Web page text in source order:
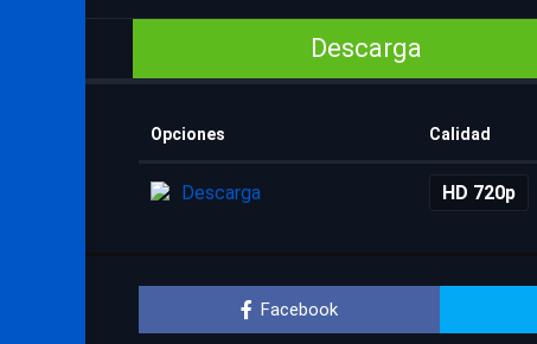
Descarga
Opciones Calidad
Descarga HD 720p
Facebook